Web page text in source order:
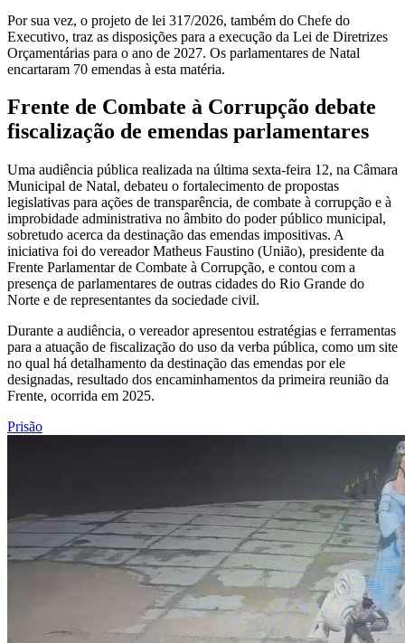
Por sua vez, o projeto de lei 317/2026, também do Chefe do
Executivo, traz as disposições para a execução da Lei de Diretrizes
Orçamentárias para o ano de 2027. Os parlamentares de Natal
encartaram 70 emendas à esta matéria.
Frente de Combate à Corrupção debate
fiscalização de emendas parlamentares
Uma audiência pública realizada na última sexta-feira 12, na Câmara
Municipal de Natal, debateu o fortalecimento de propostas
legislativas para ações de transparência, de combate à corrupção e à
improbidade administrativa no âmbito do poder público municipal,
sobretudo acerca da destinação das emendas impositivas. A
iniciativa foi do vereador Matheus Faustino (União), presidente da
Frente Parlamentar de Combate à Corrupção, e contou com a
presença de parlamentares de outras cidades do Rio Grande do
Norte e de representantes da sociedade civil.
Durante a audiência, o vereador apresentou estratégias e ferramentas
para a atuação de fiscalização do uso da verba pública, como um site
no qual há detalhamento da destinação das emendas por ele
designadas, resultado dos encaminhamentos da primeira reunião da
Frente, ocorrida em 2025.
Prisão